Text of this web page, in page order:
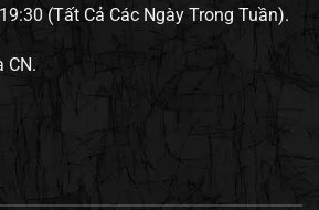
(Tất Cả Các Ngày Trong Tuần).
CN.